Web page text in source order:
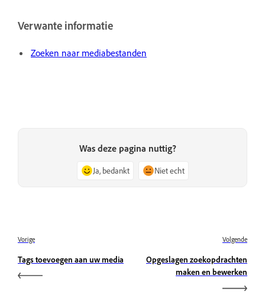
Verwante informatie
Zoeken naar mediabestanden
Was deze pagina nuttig?
Ja, bedankt Niet echt
Vorige
Tags toevoegen aan uw media
Volgende
Opgeslagen zoekopdrachten
maken en bewerken